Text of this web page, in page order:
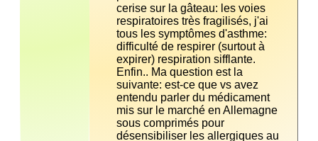
cerise sur la gâteau: les voies
respiratoires très fragilisés, j'ai
tous les symptômes d'asthme:
difficulté de respirer (surtout à
expirer) respiration sifflante.
Enfin.. Ma question est la
suivante: est-ce que vs avez
entendu parler du médicament
mis sur le marché en Allemagne
sous comprimés pour
désensibiliser les allergiques au